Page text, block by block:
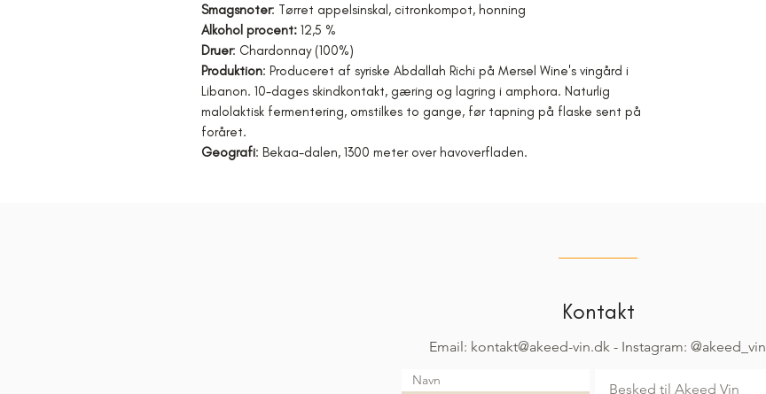
Smagsnoter: Tørret appelsinskal, citronkompot, honning
Alkohol procent: 12,5 %
Druer: Chardonnay (100%)
Produktion: Produceret af syriske Abdallah Richi på Mersel Wine's vingård i
Libanon. 10-dages skindkontakt, gæring og lagring i amphora. Naturlig
malolaktisk fermentering, omstilkes to gange, før tapning på flaske sent på
foråret.
Geografi: Bekaa-dalen, 1300 meter over havoverfladen.
Kontakt
Email: kontakt@akeed-vin.dk - Instagram: @akeed_vin